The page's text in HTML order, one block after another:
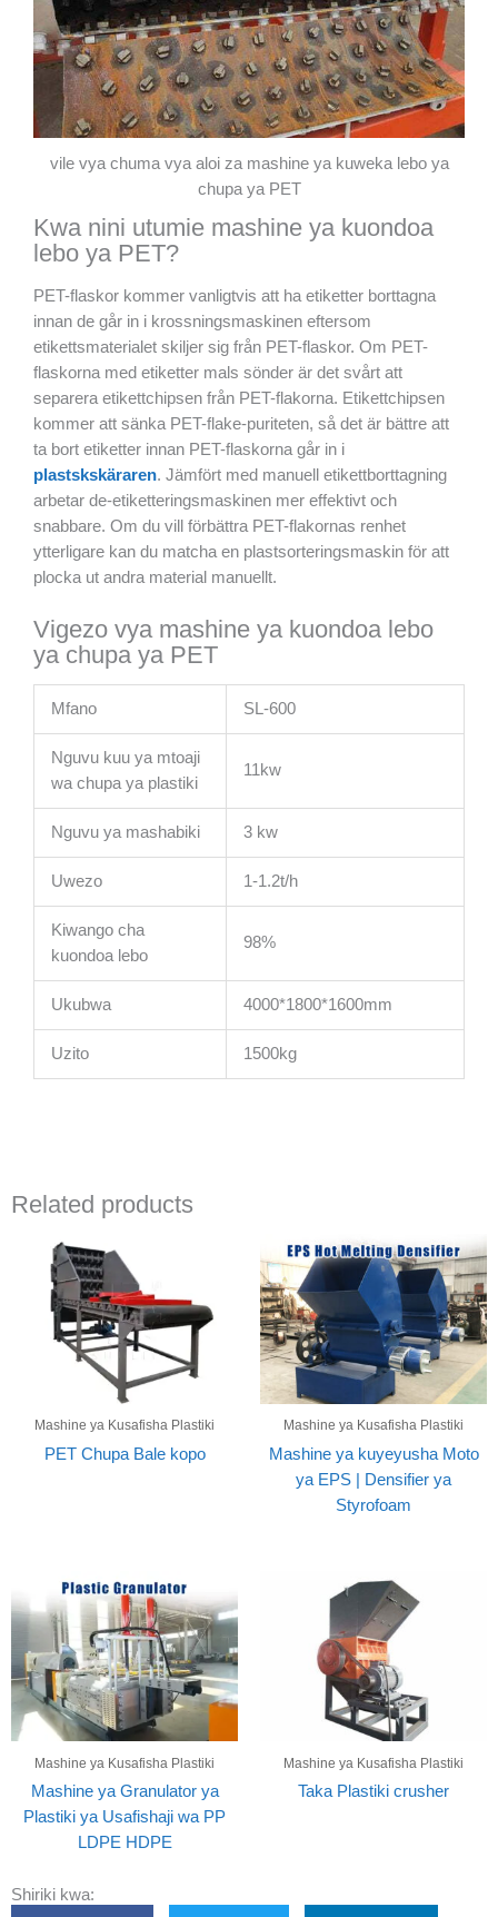
vile vya chuma vya aloi za mashine ya kuweka lebo ya
chupa ya PET
Kwa nini utumie mashine ya kuondoa
lebo ya PET?
PET-flaskor kommer vanligtvis att ha etiketter borttagna
innan de går in i krossningsmaskinen eftersom
etikettsmaterialet skiljer sig från PET-flaskor. Om PET-
flaskorna med etiketter mals sönder är det svårt att
separera etikettchipsen från PET-flakorna. Etikettchipsen
kommer att sänka PET-flake-puriteten, så det är bättre att
ta bort etiketter innan PET-flaskorna går in i
plastskskäraren. Jämfört med manuell etikettborttagning
arbetar de-etiketteringsmaskinen mer effektivt och
snabbare. Om du vill förbättra PET-flakornas renhet
ytterligare kan du matcha en plastsorteringsmaskin för att
plocka ut andra material manuellt.
Vigezo vya mashine ya kuondoa lebo
ya chupa ya PET
Mfano SL-600
Nguvu kuu ya mtoaji
wa chupa ya plastiki
11kw
Nguvu ya mashabiki 3 kw
Uwezo 1-1.2t/h
Kiwango cha
kuondoa lebo
98%
Ukubwa 4000*1800*1600mm
Uzito 1500kg
Related products
Mashine ya Kusafisha Plastiki
PET Chupa Bale kopo
Mashine ya Kusafisha Plastiki
Mashine ya kuyeyusha Moto
ya EPS | Densifier ya
Styrofoam
Mashine ya Kusafisha Plastiki
Mashine ya Granulator ya
Plastiki ya Usafishaji wa PP
LDPE HDPE
Mashine ya Kusafisha Plastiki
Taka Plastiki crusher
Shiriki kwa: